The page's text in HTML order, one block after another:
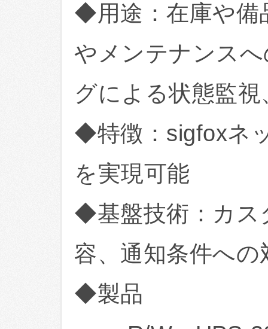
◆用途：在庫や備
やメンテナンス
グによる状態監
◆特徴：sigfoxネ
を実現可能
◆基盤技術：カス
容、通知条件への
◆製品